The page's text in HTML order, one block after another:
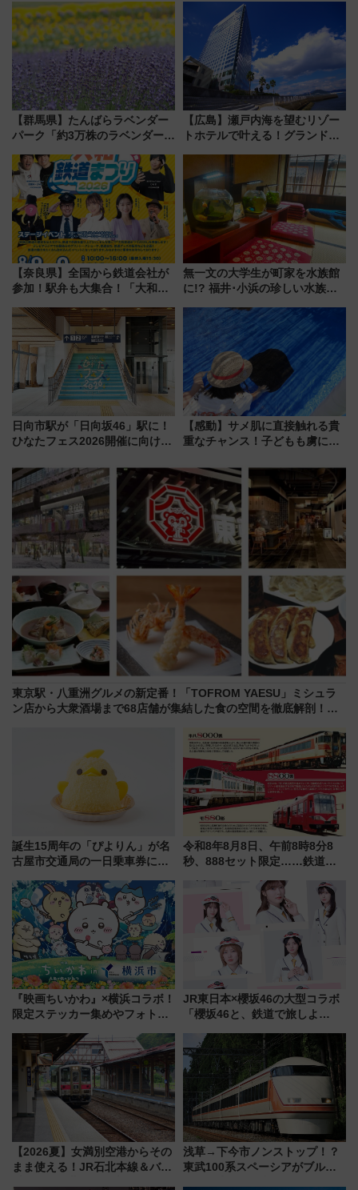
ート 夕朝食ビュッフェ付きで
快適な船旅はいかが？
上級会員資格を効率よく獲得す
る方法を解説
【群馬県】たんばらラベンダー
パーク「約3万株のラベンダー」
で都心から約1時間半で夏の絶景
を！
【広島】瀬戸内海を望むリゾー
トホテルで叶える！グランドプ
ディング＆カジュアルパーティ
ープラン
【奈良県】全国から鉄道会社が
参加！駅弁も大集合！「大和鉄
に開催決定
無一文の大学生が町家を水族館
に!? 福井･小浜の珍しい水族
作体験、鯖街道の御食国など 小
浜観光レポ 第2弾
日向市駅が「日向坂46」駅に！
ひなたフェス2026開催に向けJR
全力応援 夜行列車「ドリーム
おひさま号」も走る
【感動】サメ肌に直接触れる貴
重なチャンス！子どもも虜にな
メのタッチングプール」【夏休
み限定企画】
東京駅・八重洲グルメの新定番！「TOFROM YAESU」ミシュラ
ン店から大衆酒場まで68店舗が集結した食の空間を徹底解剖！
誕生15周年の「ぴよりん」が名
古屋市交通局の一日乗車券に！
定1万5000枚】
令和8年8月8日、午前8時8分8
秒、888セット限定……鉄道各
『映画ちいかわ』×横浜コラボ！
限定ステッカー集めやフォトス
いを満喫しよう（花火鑑賞会応
募は7/12まで！）
JR東日本×櫻坂46の大型コラボ
「櫻坂46と、鉄道で旅しよ
潟・長野・庄内へ
【2026夏】女満別空港からその
まま使える！JR石北本線＆バス
浅草→下今市ノンストップ！？
東武100系スペーシアがブルー